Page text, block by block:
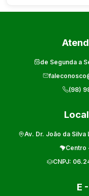
de Segunda a
(98)
Av. Dr. João da Silva
Centro
CNPJ:
E